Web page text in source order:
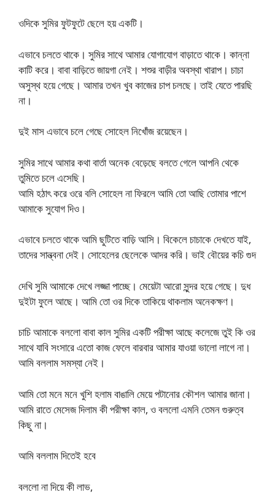
ওদিকে সুমির ফুটফুটে ছেলে হয় একটি।
এভাবে চলতে থাকে। সুমির সাথে আমার যোগাযোগ বাড়াতে থাকে। কান্না
কাটি করে। বাবা বাড়িতে জায়গা নেই। শশুর বাড়ীর অবস্থা খারাপ। চাচা
অসুস্থ হয়ে গেছে। আমার তখন খুব কাজের চাপ চলছে। তাই যেতে পারছি
না।
দুই মাস এভাবে চলে গেছে সোহেল নিখোঁজ রয়েছেন।
সুমির সাথে আমার কথা বার্তা অনেক বেড়েছে বলতে গেলে আপনি থেকে
তুমিতে চলে এসেছি।
আমি হঠাৎ করে ওরে বলি সোহেল না ফিরলে আমি তো আছি তোমার পাশে
আমাকে সুযোগ দিও।
এভাবে চলতে থাকে আমি ছুটিতে বাড়ি আসি। বিকেলে চাচাকে দেখতে যাই,
তাদের সান্ত্বনা দেই। সোহেলের ছেলেকে আদর করি। ভাই বৌয়ের কচি গুদ
দেখি সুমি আমাকে দেখে লজ্জা পাচ্ছে। মেয়েটা আরো সুন্দর হয়ে গেছে। দুধ
দুইটা ফুলে আছে। আমি তো ওর দিকে তাকিয়ে থাকলাম অনেকক্ষণ।
চাচি আমাকে বললো বাবা কাল সুমির একটি পরীক্ষা আছে কলেজে তুই কি ওর
সাথে যাবি সংসারে এতো কাজ ফেলে বারবার আমার যাওয়া ভালো লাগে না।
আমি বললাম সমস্যা নেই।
আমি তো মনে মনে খুশি হলাম বাঙালি মেয়ে পটানোর কৌশল আমার জানা।
আমি রাতে মেসেজ দিলাম কী পরীক্ষা কাল, ও বললো এমনি তেমন গুরুত্ব
কিছু না।
আমি বললাম দিতেই হবে
বললো না দিয়ে কী লাভ,